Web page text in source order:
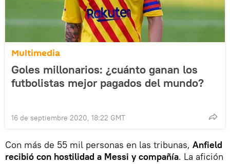
Multimedia
Goles millonarios: ¿cuánto ganan los
futbolistas mejor pagados del mundo?
16 de septiembre 2020, 18:22 GMT
Con más de 55 mil personas en las tribunas, Anfield
recibió con hostilidad a Messi y compañía. La afición